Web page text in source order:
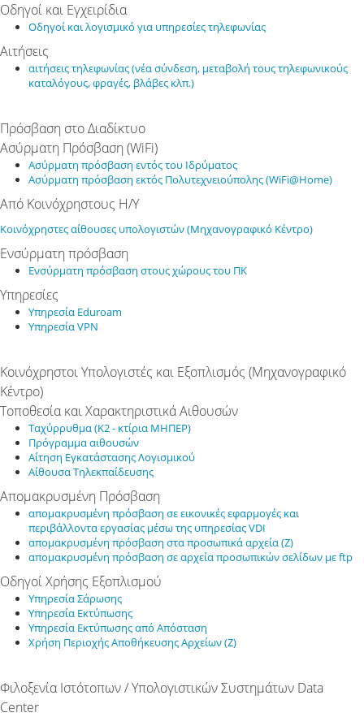
Οδηγοί και Εγχειρίδια
Οδηγοί και λογισμικό για υπηρεσίες τηλεφωνίας
Αιτήσεις
αιτήσεις τηλεφωνίας (νέα σύνδεση, μεταβολή τους τηλεφωνικούς
καταλόγους, φραγές, βλάβες κλπ.)
Πρόσβαση στο Διαδίκτυο
Ασύρματη Πρόσβαση (WiFi)
Ασύρματη πρόσβαση εντός του Ιδρύματος
Ασύρματη πρόσβαση εκτός Πολυτεχνειούπολης (WiFi@Home)
Από Κοινόχρηστους Η/Υ
Κοινόχρηστες αίθουσες υπολογιστών (Μηχανογραφικό Κέντρο)
Ενσύρματη πρόσβαση
Ενσύρματη πρόσβαση στους χώρους του ΠΚ
Υπηρεσίες
Υπηρεσία Eduroam
Υπηρεσία VPN
Κοινόχρηστοι Υπολογιστές και Εξοπλισμός (Μηχανογραφικό
Κέντρο)
Τοποθεσία και Χαρακτηριστικά Αιθουσών
Ταχύρρυθμα (Κ2 - κτίρια ΜΗΠΕΡ)
Πρόγραμμα αιθουσών
Αίτηση Εγκατάστασης Λογισμικού
Αίθουσα Τηλεκπαίδευσης
Απομακρυσμένη Πρόσβαση
απομακρυσμένη πρόσβαση σε εικονικές εφαρμογές και
περιβάλλοντα εργασίας μέσω της υπηρεσίας VDI
απομακρυσμένη πρόσβαση στα προσωπικά αρχεία (Z)
απομακρυσμένη πρόσβαση σε αρχεία προσωπικών σελίδων με ftp
Οδηγοί Χρήσης Εξοπλισμού
Υπηρεσία Σάρωσης
Υπηρεσία Εκτύπωσης
Υπηρεσία Εκτύπωσης από Απόσταση
Χρήση Περιοχής Αποθήκευσης Αρχείων (Z)
Φιλοξενία Ιστότοπων / Υπολογιστικών Συστημάτων Data
Center